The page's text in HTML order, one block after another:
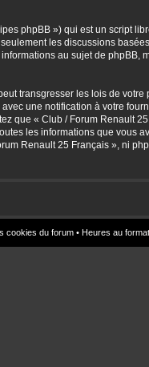
phpBB ») qui est un script
seulement les discussions
au sujet de phpBB,
transgresser les lois de votre
une notification à votre
que « Club / Forum Renault
les informations que vous
Renault 25 Français », ni
cookies du forum • Heures au